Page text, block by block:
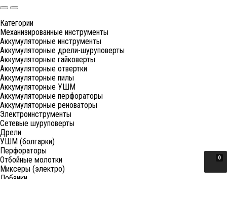
0
Категории
Механизированные инструменты
Аккумуляторные инструменты
Аккумуляторные дрели-шуруповерты
Аккумуляторные гайковерты
Аккумуляторные отвертки
Аккумуляторные пилы
Аккумуляторные УШМ
Аккумуляторные перфораторы
Аккумуляторные реноваторы
Электроинструменты
Сетевые шуруповерты
Дрели
УШМ (болгарки)
Перфораторы
Отбойные молотки
Миксеры (электро)
Лобзики